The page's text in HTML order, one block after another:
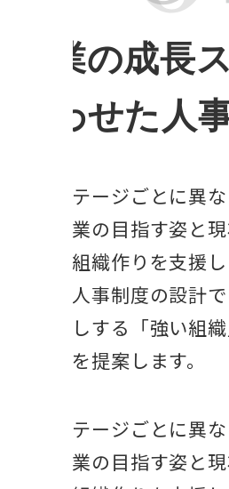
企業の成長
合わせた人
成長ステージごとに異
し、企業の目指す姿と
消する組織作りを支援し
単なる人事制度の設計
を後押しする「強い組
の戦略を提案します。
成長ステージごとに異
し、企業の目指す姿と